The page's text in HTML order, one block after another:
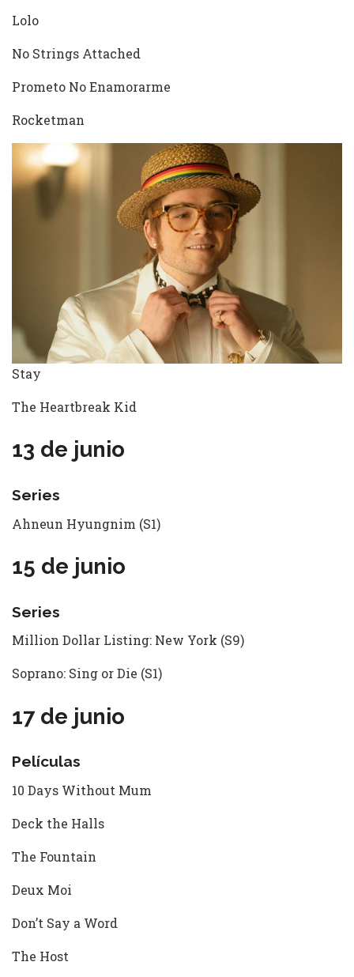
Lolo
No Strings Attached
Prometo No Enamorarme
Rocketman
Stay
The Heartbreak Kid
13 de junio
Series
Ahneun Hyungnim (S1)
15 de junio
Series
Million Dollar Listing: New York (S9)
Soprano: Sing or Die (S1)
17 de junio
Películas
10 Days Without Mum
Deck the Halls
The Fountain
Deux Moi
Don’t Say a Word
The Host